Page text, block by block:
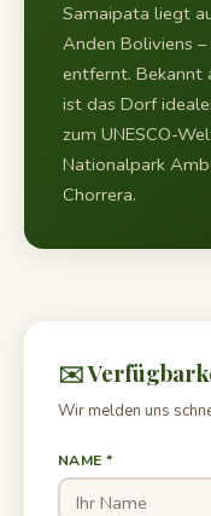
Samaipata liegt
Anden Boliviens
entfernt. Bekannt
ist das Dorf
zum UNESCO-
Nationalpark
Chorrera.
✉️
Wir melden uns
NAME *